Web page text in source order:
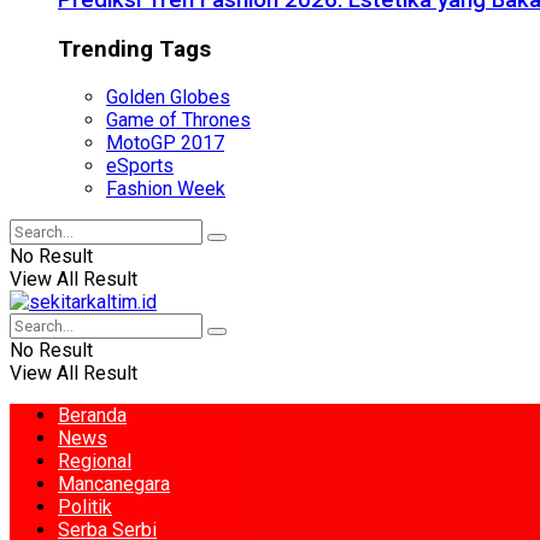
Trending Tags
Golden Globes
Game of Thrones
MotoGP 2017
eSports
Fashion Week
No Result
View All Result
No Result
View All Result
Beranda
News
Regional
Mancanegara
Politik
Serba Serbi